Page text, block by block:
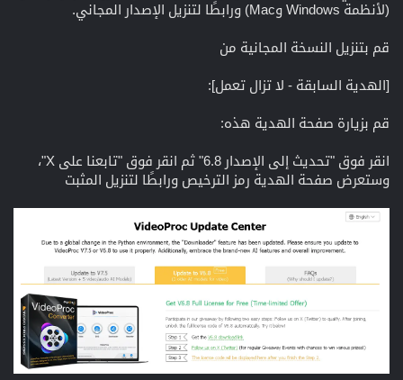
(لأنظمة Windows وMac) ورابطًا لتنزيل الإصدار المجاني.
قم بتنزيل النسخة المجانية من
[الهدية السابقة - لا تزال تعمل]:
قم بزيارة صفحة الهدية هذه:
انقر فوق "تحديث إلى الإصدار 6.8" ثم انقر فوق "تابعنا على X"،
وستعرض صفحة الهدية رمز الترخيص ورابطًا لتنزيل المثبت